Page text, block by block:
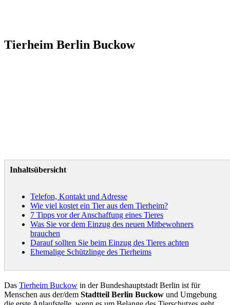
Tierheim Berlin Buckow
Inhaltsübersicht
Telefon, Kontakt und Adresse
Wie viel kostet ein Tier aus dem Tierheim?
7 Tipps vor der Anschaffung eines Tieres
Was Sie vor dem Einzug des neuen Mitbewohners
brauchen
Darauf sollten Sie beim Einzug des Tieres achten
Ehemalige Schützlinge des Tierheims
Das Tierheim Buckow in der Bundeshauptstadt Berlin ist für
Menschen aus der/dem Stadtteil Berlin Buckow und Umgebung